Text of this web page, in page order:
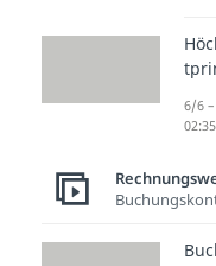
der
also
6/6
02:35